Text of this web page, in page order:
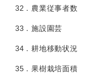
32．農業従事者数
33．施設園芸
34．耕地移動状況
35．果樹栽培面積